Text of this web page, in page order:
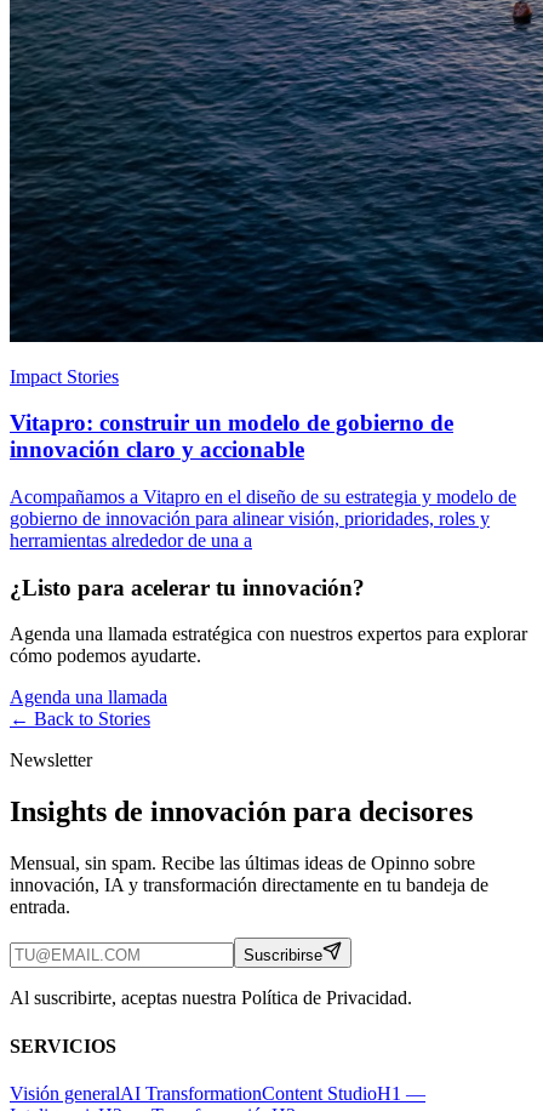
Impact Stories
Vitapro: construir un modelo de gobierno de
innovación claro y accionable
Acompañamos a Vitapro en el diseño de su estrategia y modelo de
gobierno de innovación para alinear visión, prioridades, roles y
herramientas alrededor de una a
¿Listo para acelerar tu innovación?
Agenda una llamada estratégica con nuestros expertos para explorar
cómo podemos ayudarte.
Agenda una llamada
← Back to Stories
Newsletter
Insights de innovación para decisores
Mensual, sin spam. Recibe las últimas ideas de Opinno sobre
innovación, IA y transformación directamente en tu bandeja de
entrada.
Suscribirse
Al suscribirte, aceptas nuestra Política de Privacidad.
SERVICIOS
Visión generalAI TransformationContent StudioH1 —